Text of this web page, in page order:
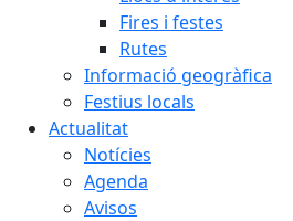
Fires i festes
Rutes
Informació geogràfica
Festius locals
Actualitat
Notícies
Agenda
Avisos